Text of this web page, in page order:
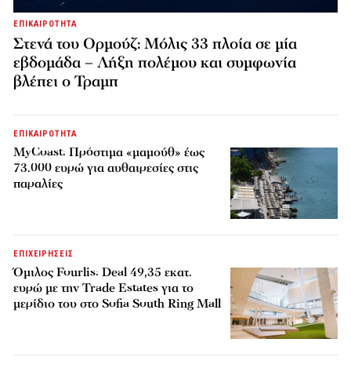
ΕΠΙΚΑΙΡΟΤΗΤΑ
Στενά του Ορμούζ: Μόλις 33 πλοία σε μία
εβδομάδα – Λήξη πολέμου και συμφωνία
βλέπει ο Τραμπ
ΕΠΙΚΑΙΡΟΤΗΤΑ
MyCoast: Πρόστιμα «μαμούθ» έως
73.000 ευρώ για αυθαιρεσίες στις
παραλίες
ΕΠΙΧΕΙΡΗΣΕΙΣ
Όμιλος Fourlis: Deal 49,35 εκατ.
ευρώ με την Trade Estates για το
μερίδιο του στο Sofia South Ring Mall